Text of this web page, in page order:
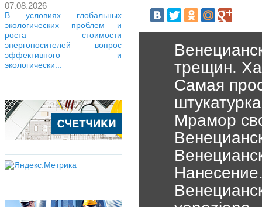
07.08.2026
В условиях глобальных
экологических проблем и
роста стоимости
энергоносителей вопрос
эффективного и
экологически...
трещин.
Самая
Мрамор